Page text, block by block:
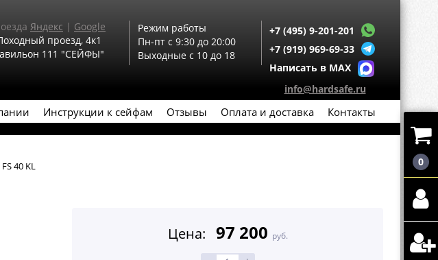
Яндекс | Google
проезд, 4к1
111 "СЕЙФЫ"
Режим работы
Пн-пт с 9:30 до 20:00
Выходные с 10 до 18
+7 (495) 9-201-201
+7 (919) 969-69-33
Написать в MAX
info@hardsafe.ru
Инструкции к сейфам Отзывы Оплата и доставка Контакты
40 KL
Цена: 97 200 руб.
0